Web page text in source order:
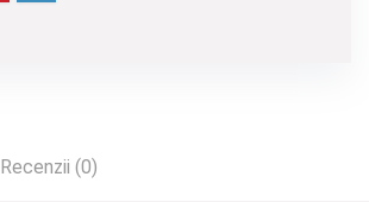
Recenzii (0)